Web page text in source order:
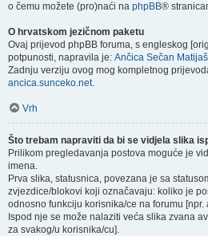
o čemu možete (pro)naći na phpBB®
O hrvatskom jezičnom paketu
Ovaj prijevod phpBB foruma, s engleskog
potpunosti, napravila je: Ančica Sečan
Zadnju verziju ovog mog kompletnog
ancica.sunceko.net.
Vrh
Što trebam napraviti da bi se vidjela slika
Prilikom pregledavanja postova moguće je
imena.
Prva slika, statusnica, povezana je sa
zvjezdice/blokovi koji označavaju: koliko je
odnosno funkciju korisnika/ce na forumu [npr.
Ispod nje se može nalaziti veća slika zvana
za svakog/u korisnika/cu].